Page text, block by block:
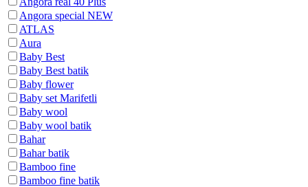
Angora special NEW
ATLAS
Aura
Baby Best
Baby Best batik
Baby flower
Baby set Marifetli
Baby wool
Baby wool batik
Bahar
Bahar batik
Bamboo fine
Bamboo fine batik